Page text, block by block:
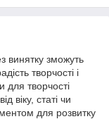
винятку зможуть
творчості і
для творчості
віку, статі чи
для розвитку